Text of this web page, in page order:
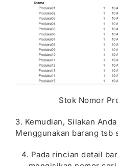
Stok Nomor
3. Kemudian, Silakan
Menggunakan barang tsb
4. Pada rincian detail